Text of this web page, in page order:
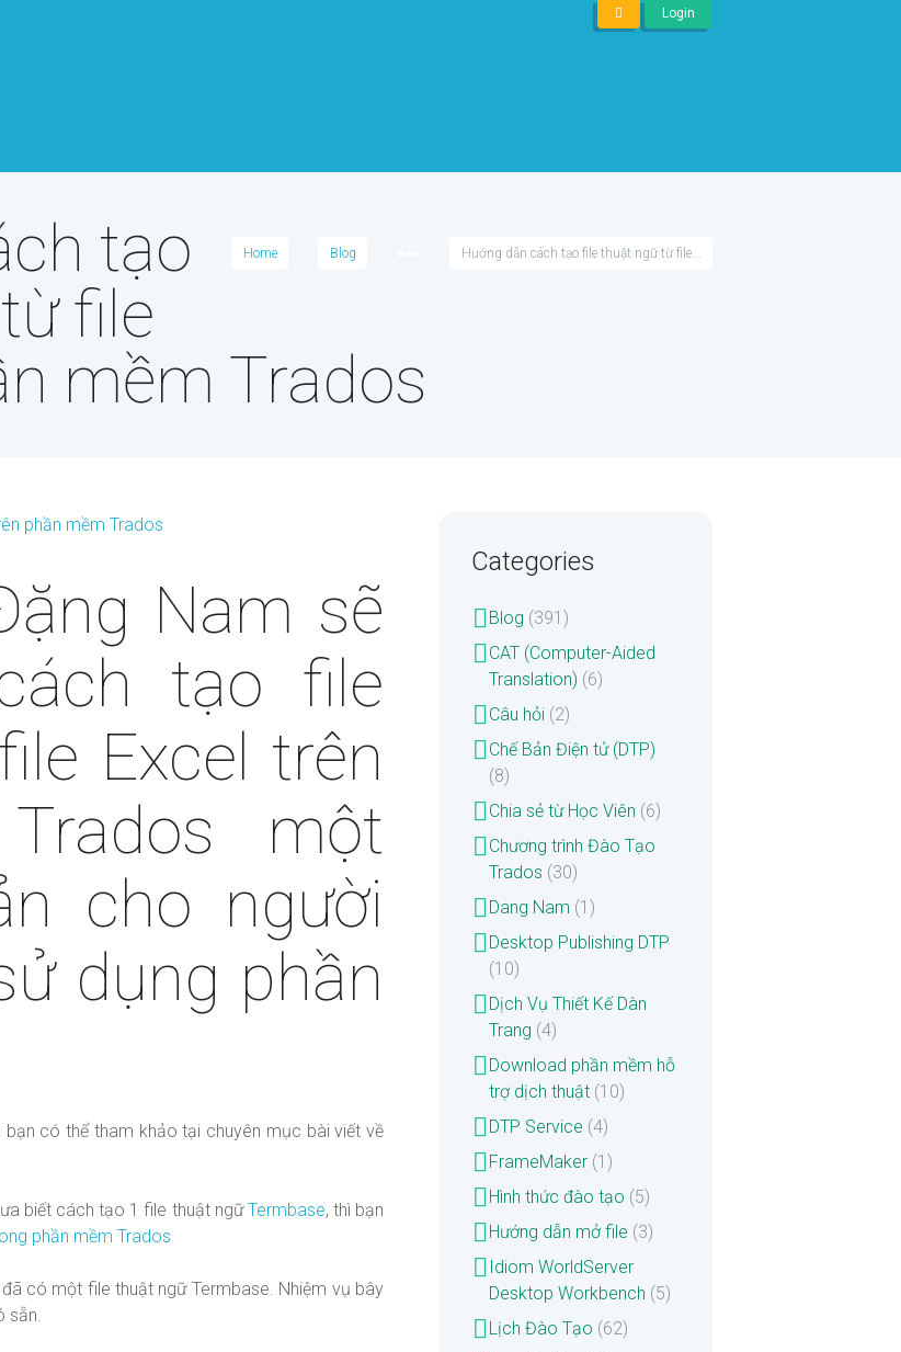
Login
Home Blog Hướng dẫn cách tạo file thuật ngữ từ file...
tạo
file
mềm Trados
Nam sẽ
tạo file
Excel trên
một
cho người
dụng phần
bạn có thể tham khảo tại chuyên mục bài viết về
biết cách tạo 1 file thuật ngữTermbase, thì bạn
phần mềm Trados
có một file thuật ngữ Termbase. Nhiệm vụ bây
sẵn.
Categories
Blog (391)
CAT (Computer-Aided
Translation) (6)
Câu hỏi (2)
Chế Bản Điện tử (DTP)
(8)
Chia sẻ từ Học Viên (6)
Chương trình Đào Tạo
Trados (30)
Dang Nam (1)
Desktop Publishing DTP
(10)
Dịch Vụ Thiết Kế Dàn
Trang (4)
Download phần mềm hỗ
trợ dịch thuật (10)
DTP Service (4)
FrameMaker (1)
Hình thức đào tạo (5)
Hướng dẫn mở file (3)
Idiom WorldServer
Desktop Workbench (5)
Lịch Đào Tạo (62)